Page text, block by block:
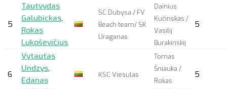
5
Tautvydas
Galubickas,
Rokas
Lukoševičius
SC Dubysa / FV
Beach team/ SK
Uraganas
Dainius
Kučinskas /
Vasilij
Burakinskij
5
6
Vytautas
Undzys,
Edanas
KSC Viesulas
Tomas
Šniauka /
Rokas
5